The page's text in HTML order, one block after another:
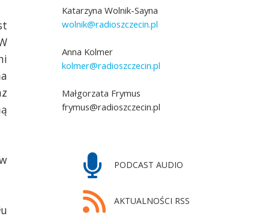
Katarzyna Wolnik-Sayna
wolnik@radioszczecin.pl
Anna Kolmer
kolmer@radioszczecin.pl
Małgorzata Frymus
frymus@radioszczecin.pl
PODCAST AUDIO
AKTUALNOŚCI RSS